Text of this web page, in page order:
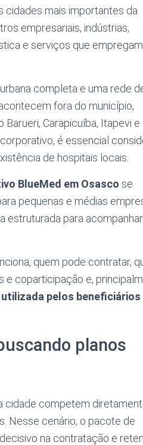
cidades mais importantes da
empresariais, indústrias,
e serviços que empregam
completa e uma rede
fora do município,
Carapicuíba, Itapevi e
é essencial
de hospitais locais.
BlueMed em Osasco se
pequenas e médias
estruturada para
quem pode contratar,
coparticipação e,
pelos beneficiários
planos
cidade competem
Nesse cenário, o pacote de
na contratação e